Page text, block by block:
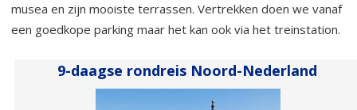
musea en zijn mooiste terrassen. Vertrekken doen we vanaf
een goedkope parking maar het kan ook via het treinstation.
9-daagse rondreis Noord-Nederland